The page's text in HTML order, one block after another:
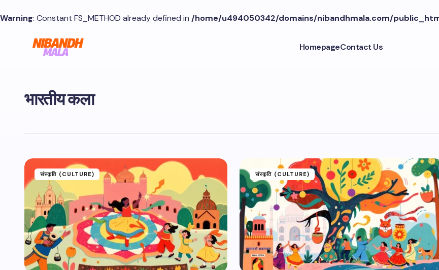
Warning: Constant FS_METHOD already defined in /home/u494050342/domains/nibandhmala.com/
HomepageContact Us
भारतीय कला
संस्कृति (CULTURE) संस्कृति (CULTURE)